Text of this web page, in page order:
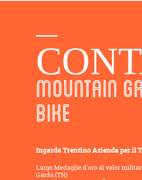
MOUNTAIN
BIKE
Ingarda Trentino Azienda per il
Largo Medaglie d'oro al valor
Garda (TN)